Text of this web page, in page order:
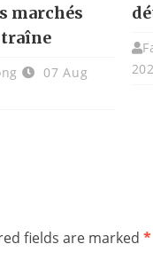
marchés
traîne
07 Aug
fields are marked *